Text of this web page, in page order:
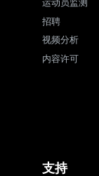
运动员监测
招聘
视频分析
内容许可
支持